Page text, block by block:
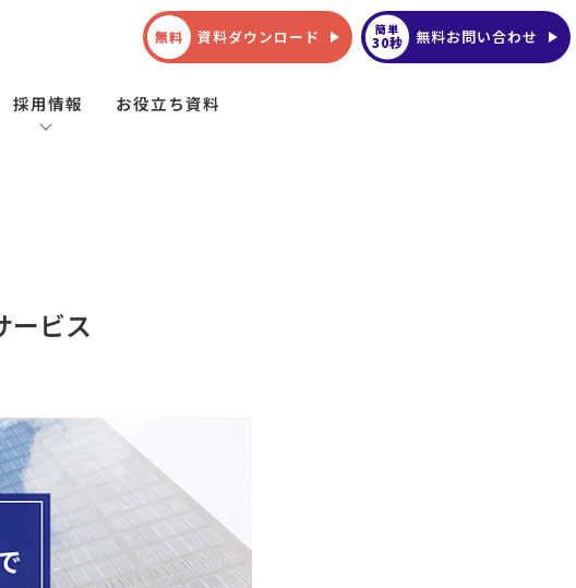
採用情報 お役立ち資料
無料 資料ダウンロード 簡単
30秒 無料お問い合わせ
ービス